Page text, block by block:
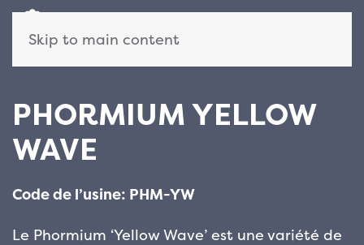
Skip to main content
PHORMIUM YELLOW
WAVE
Code de l’usine: PHM-YW
Le Phormium ‘Yellow Wave’ est une variété de